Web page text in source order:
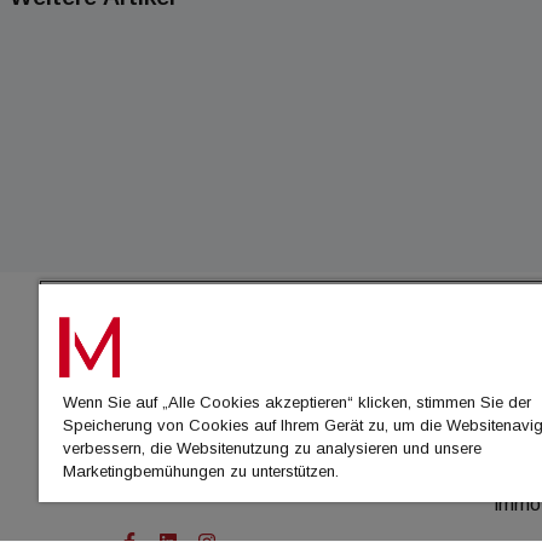
Wenn Sie auf „Alle Cookies akzeptieren“ klicken, stimmen Sie der
Speicherung von Cookies auf Ihrem Gerät zu, um die
verbessern, die Websitenutzung zu analysieren und unsere
Marketingbemühungen zu unterstützen.